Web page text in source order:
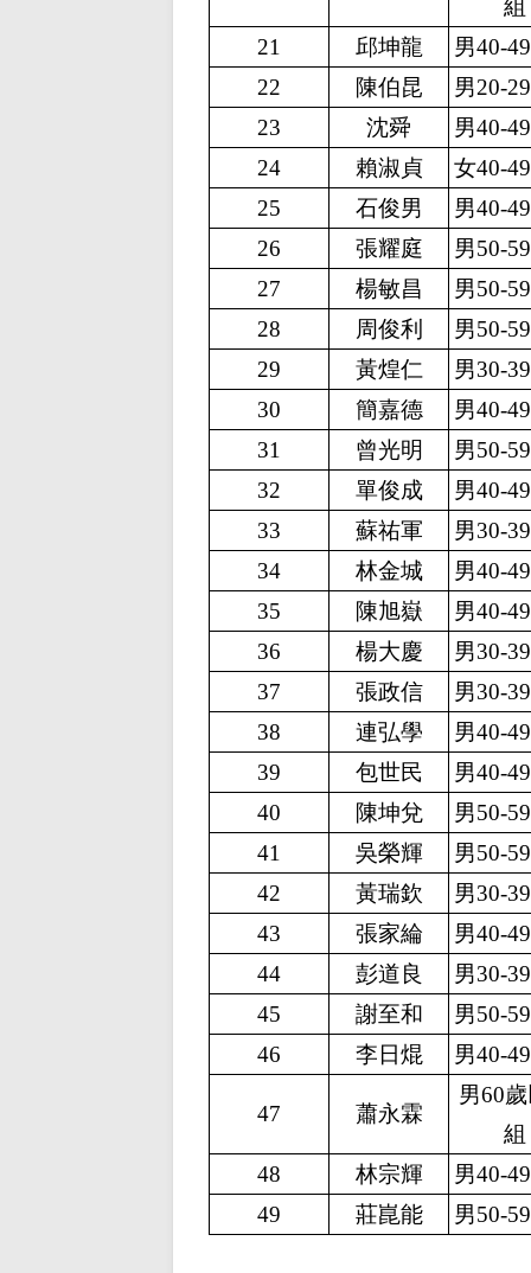
組
21
邱坤龍
男40-
22
陳伯昆
男20-
23
沈舜
男40-
24
賴淑貞
女40-
25
石俊男
男40-
26
張耀庭
男50-
27
楊敏昌
男50-
28
周俊利
男50-
29
黃煌仁
男30-
30
簡嘉德
男40-
31
曾光明
男50-
32
單俊成
男40-
33
蘇祐軍
男30-
34
林金城
男40-
35
陳旭嶽
男40-
36
楊大慶
男30-
37
張政信
男30-
38
連弘學
男40-
39
包世民
男40-
40
陳坤兌
男50-
41
吳榮輝
男50-
42
黃瑞欽
男30-
43
張家綸
男40-
44
彭道良
男30-
45
謝至和
男50-
46
李日焜 男40-
47 蕭永霖
男60
組
48
林宗輝
男40-
49
莊崑能 男50-